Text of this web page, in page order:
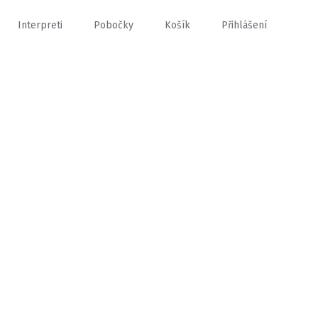
Interpreti Pobočky Košík Přihlášení